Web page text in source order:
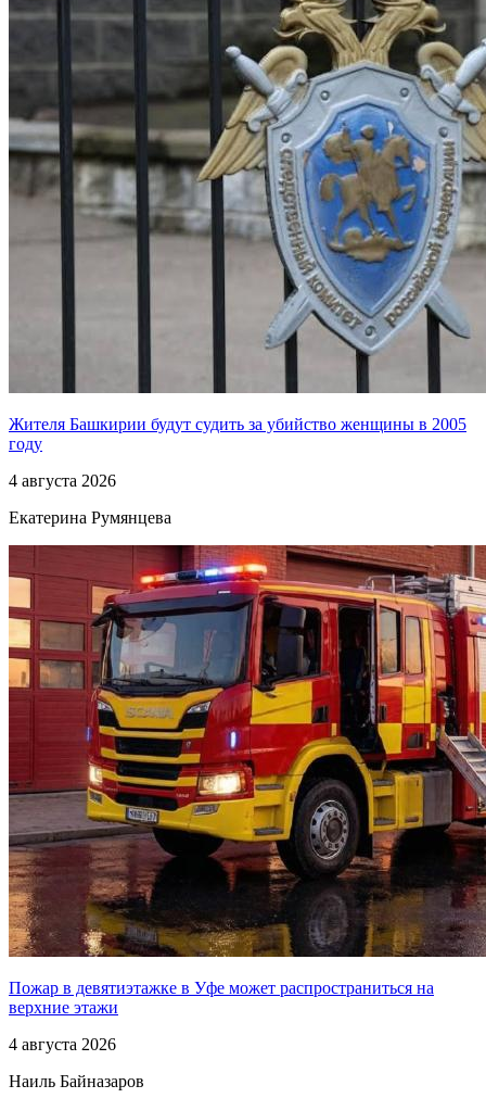
Жителя Башкирии будут судить за убийство женщины в 2005
году
4 августа 2026
Екатерина Румянцева
Пожар в девятиэтажке в Уфе может распространиться на
верхние этажи
4 августа 2026
Наиль Байназаров